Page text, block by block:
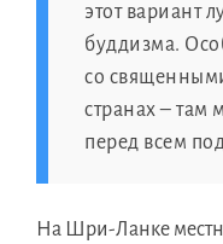
этот вариант
буддизма.
со
странах – там
перед всем
На Шри-Ланке